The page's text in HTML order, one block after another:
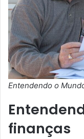
Entendendo o
finanças